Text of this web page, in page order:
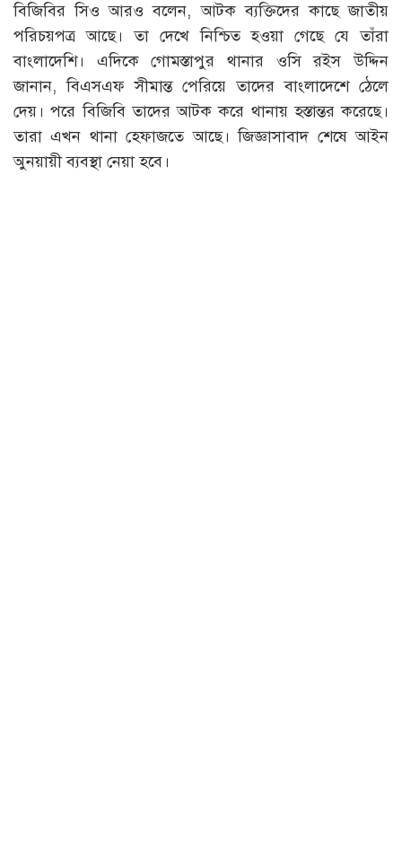
বিজিবির সিও আরও বলেন, আটক ব্যক্তিদের কাছে জাতীয়
পরিচয়পত্র আছে। তা দেখে নিশ্চিত হওয়া গেছে যে তাঁরা
বাংলাদেশি। এদিকে গোমস্তাপুর থানার ওসি রইস উদ্দিন
জানান, বিএসএফ সীমান্ত পেরিয়ে তাদের বাংলাদেশে ঠেলে
দেয়। পরে বিজিবি তাদের আটক করে থানায় হস্তান্তর করেছে।
তারা এখন থানা হেফাজতে আছে। জিজ্ঞাসাবাদ শেষে আইন
অুনয়ায়ী ব্যবস্থা নেয়া হবে।